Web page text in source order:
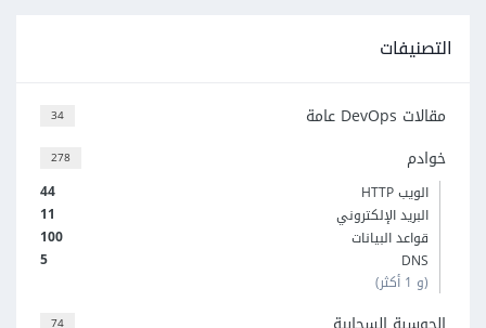
التصنيفات
34 مقالات DevOps عامة
278 خوادم
44
الويب HTTP
11
البريد الإلكتروني
100
قواعد البيانات
5
DNS
(و 1 أكثر)
74